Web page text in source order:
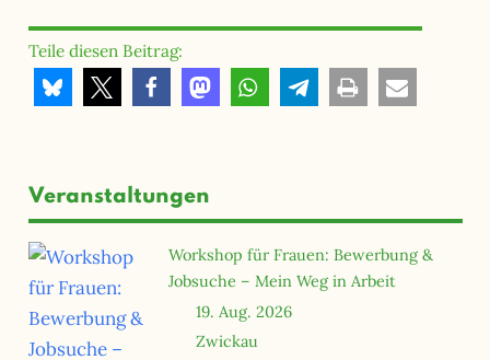
Teile diesen Beitrag:
Veranstaltungen
Workshop für Frauen: Bewerbung &
Jobsuche – Mein Weg in Arbeit
19. Aug. 2026
Zwickau